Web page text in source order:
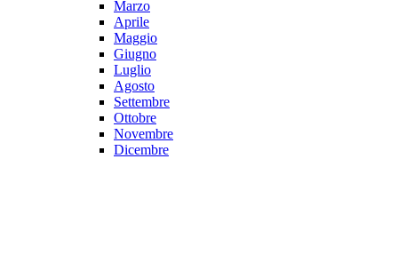
Marzo
Aprile
Maggio
Giugno
Luglio
Agosto
Settembre
Ottobre
Novembre
Dicembre